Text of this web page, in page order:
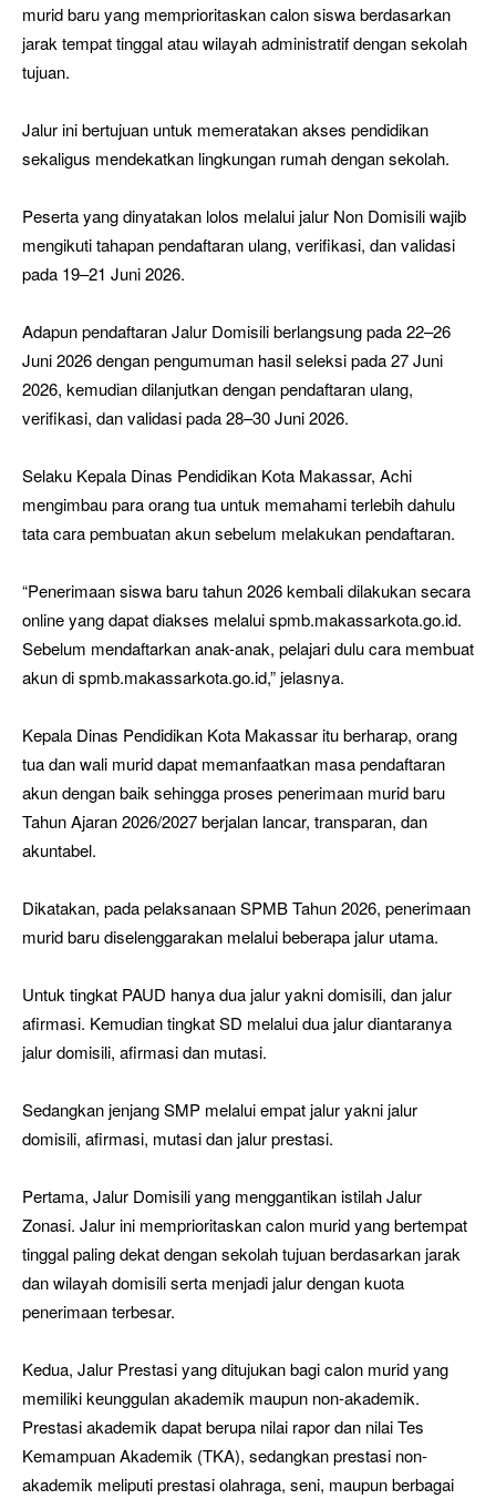
murid baru yang memprioritaskan calon siswa berdasarkan
jarak tempat tinggal atau wilayah administratif dengan sekolah
tujuan.
Jalur ini bertujuan untuk memeratakan akses pendidikan
sekaligus mendekatkan lingkungan rumah dengan sekolah.
Peserta yang dinyatakan lolos melalui jalur Non Domisili wajib
mengikuti tahapan pendaftaran ulang, verifikasi, dan validasi
pada 19–21 Juni 2026.
Adapun pendaftaran Jalur Domisili berlangsung pada 22–26
Juni 2026 dengan pengumuman hasil seleksi pada 27 Juni
2026, kemudian dilanjutkan dengan pendaftaran ulang,
verifikasi, dan validasi pada 28–30 Juni 2026.
Selaku Kepala Dinas Pendidikan Kota Makassar, Achi
mengimbau para orang tua untuk memahami terlebih dahulu
tata cara pembuatan akun sebelum melakukan pendaftaran.
“Penerimaan siswa baru tahun 2026 kembali dilakukan secara
online yang dapat diakses melalui spmb.makassarkota.go.id.
Sebelum mendaftarkan anak-anak, pelajari dulu cara membuat
akun di spmb.makassarkota.go.id,” jelasnya.
Kepala Dinas Pendidikan Kota Makassar itu berharap, orang
tua dan wali murid dapat memanfaatkan masa pendaftaran
akun dengan baik sehingga proses penerimaan murid baru
Tahun Ajaran 2026/2027 berjalan lancar, transparan, dan
akuntabel.
Dikatakan, pada pelaksanaan SPMB Tahun 2026, penerimaan
murid baru diselenggarakan melalui beberapa jalur utama.
Untuk tingkat PAUD hanya dua jalur yakni domisili, dan jalur
afirmasi. Kemudian tingkat SD melalui dua jalur diantaranya
jalur domisili, afirmasi dan mutasi.
Sedangkan jenjang SMP melalui empat jalur yakni jalur
domisili, afirmasi, mutasi dan jalur prestasi.
Pertama, Jalur Domisili yang menggantikan istilah Jalur
Zonasi. Jalur ini memprioritaskan calon murid yang bertempat
tinggal paling dekat dengan sekolah tujuan berdasarkan jarak
dan wilayah domisili serta menjadi jalur dengan kuota
penerimaan terbesar.
Kedua, Jalur Prestasi yang ditujukan bagi calon murid yang
memiliki keunggulan akademik maupun non-akademik.
Prestasi akademik dapat berupa nilai rapor dan nilai Tes
Kemampuan Akademik (TKA), sedangkan prestasi non-
akademik meliputi prestasi olahraga, seni, maupun berbagai